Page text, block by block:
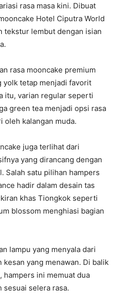
rasa masa kini. Dibuat
Hotel Ciputra World
tekstur lembut dengan isian
rasa mooncake premium
tetap menjadi favorit
itu, varian regular seperti
green tea menjadi opsi rasa
oleh kalangan muda.
juga terlihat dari
yang dirancang dengan
Salah satu pilihan hampers
hadir dalam desain tas
khas Tiongkok seperti
blossom menghiasi bagian
lampu yang menyala dari
kesan yang menawan. Di balik
hampers ini memuat dua
sesuai selera rasa.